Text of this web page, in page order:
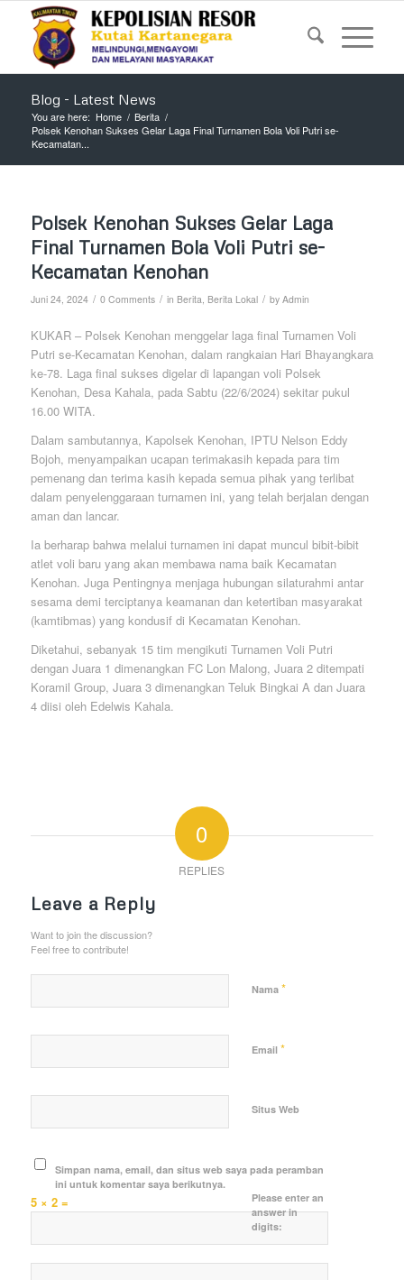
Blog - Latest News
You are here: Home / Berita /
Polsek Kenohan Sukses Gelar Laga Final Turnamen Bola Voli Putri se-
Kecamatan...
Polsek Kenohan Sukses Gelar Laga
Final Turnamen Bola Voli Putri se-
Kecamatan Kenohan
Juni 24, 2024 / 0 Comments / in Berita, Berita Lokal / by Admin
KUKAR – Polsek Kenohan menggelar laga final Turnamen Voli
Putri se-Kecamatan Kenohan, dalam rangkaian Hari Bhayangkara
ke-78. Laga final sukses digelar di lapangan voli Polsek
Kenohan, Desa Kahala, pada Sabtu (22/6/2024) sekitar pukul
16.00 WITA.
Dalam sambutannya, Kapolsek Kenohan, IPTU Nelson Eddy
Bojoh, menyampaikan ucapan terimakasih kepada para tim
pemenang dan terima kasih kepada semua pihak yang terlibat
dalam penyelenggaraan turnamen ini, yang telah berjalan dengan
aman dan lancar.
Ia berharap bahwa melalui turnamen ini dapat muncul bibit-bibit
atlet voli baru yang akan membawa nama baik Kecamatan
Kenohan. Juga Pentingnya menjaga hubungan silaturahmi antar
sesama demi terciptanya keamanan dan ketertiban masyarakat
(kamtibmas) yang kondusif di Kecamatan Kenohan.
Diketahui, sebanyak 15 tim mengikuti Turnamen Voli Putri
dengan Juara 1 dimenangkan FC Lon Malong, Juara 2 ditempati
Koramil Group, Juara 3 dimenangkan Teluk Bingkai A dan Juara
4 diisi oleh Edelwis Kahala.
0
REPLIES
Leave a Reply
Want to join the discussion?
Feel free to contribute!
Nama *
Email *
Situs Web
Simpan nama, email, dan situs web saya pada peramban
ini untuk komentar saya berikutnya.
Please enter an
answer in
digits:
5 × 2 =